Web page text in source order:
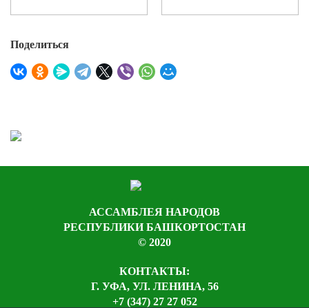
Поделиться
АССАМБЛЕЯ НАРОДОВ
РЕСПУБЛИКИ БАШКОРТОСТАН
© 2020
КОНТАКТЫ:
Г. УФА, УЛ. ЛЕНИНА, 56
+7 (347) 27 27 052